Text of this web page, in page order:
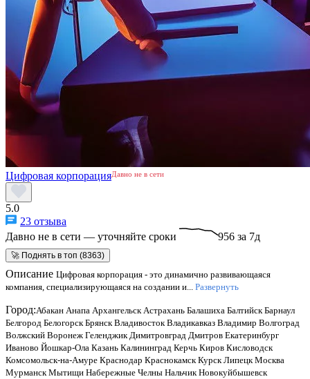
Цифровая корпорацияДавно не в сети
5.0
23 отзыва
Давно не в сети — уточняйте сроки
956 за 7д
🚀 Поднять в топ (8363)
Описание Цифровая корпорация - это динамично развивающаяся
компания, специализирующаяся на создании и... Развернуть
Город:Абакан Анапа Архангельск Астрахань Балашиха Балтийск Барнаул
Белгород Белогорск Брянск Владивосток Владикавказ Владимир Волгоград
Волжский Воронеж Геленджик Димитровград Дмитров Екатеринбург
Иваново Йошкар-Ола Казань Калининград Керчь Киров Кисловодск
Комсомольск-на-Амуре Краснодар Краснокамск Курск Липецк Москва
Мурманск Мытищи Набережные Челны Нальчик Новокуйбышевск